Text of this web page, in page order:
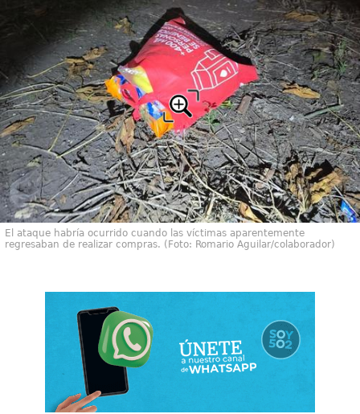
El ataque habría ocurrido cuando las víctimas aparentemente
regresaban de realizar compras. (Foto: Romario Aguilar/colaborador)